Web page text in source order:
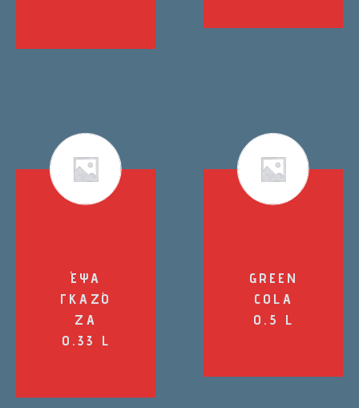
ΈΨΑ
ΓΚΑΖΌ
ΖΑ
0.33 L
GREEN
COLA
0.5 L